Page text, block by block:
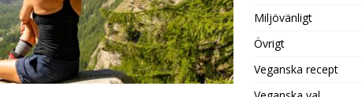
Miljövänligt
Övrigt
Veganska recept